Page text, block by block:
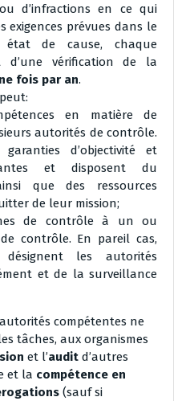
d’infractions en ce qui
exigences prévues dans le
de cause, chaque
d’une vérification de la
fois par an.
en matière de
autorités de contrôle.
d’objectivité et
et disposent du
que des ressources
de leur mission;
de contrôle à un ou
contrôle. En pareil cas,
les autorités
et de la surveillance
compétentes ne
tâches, aux organismes
et l’audit d’autres
et la compétence en
(sauf si